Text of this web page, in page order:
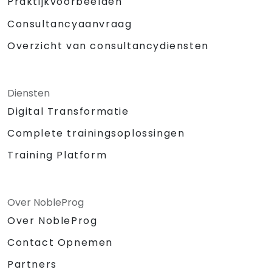
Consultancyaanvraag
Overzicht van consultancydiensten
Diensten
Digital Transformatie
Complete trainingsoplossingen
Training Platform
Over NobleProg
Over NobleProg
Contact Opnemen
Partners